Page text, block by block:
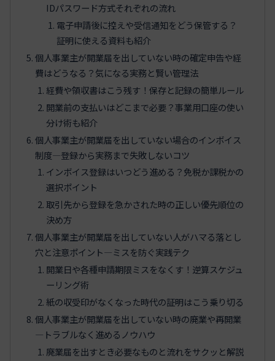
IDパスワード方式それぞれの流れ
電子申請後に控えや受信通知をどう保管する？
証明に使える資料も紹介
個人事業主が開業届を出していない時の確定申告や経
費はどうなる？気になる実務と賢い管理法
経費や領収書はこう残す！保存と記録の簡単ルール
開業前の支払いはどこまで必要？事業用口座の使い
分け術も紹介
個人事業主が開業届を出していない場合のインボイス
制度―登録から実務まで失敗しないコツ
インボイス登録はいつどう進める？免税か課税かの
選択ポイント
取引先から登録を急かされた時の正しい優先順位の
決め方
個人事業主が開業届を出していない人がハマる落とし
穴と注意ポイント―ミスを防ぐ実践テク
開業日や各種申請期限ミスをなくす！逆算スケジュ
ーリング術
紙の収受印がなくなった時代の証明はこう乗り切る
個人事業主が開業届を出していない時の廃業や再開業
―トラブルなく進めるノウハウ
廃業届を出すとき必要なものと流れをサクッと解説